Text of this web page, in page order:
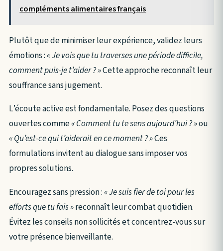
compléments alimentaires français
Plutôt que de minimiser leur expérience, validez leurs
émotions :« Je vois que tu traverses une période difficile,
comment puis-je t’aider ? »Cette approche reconnaît leur
souffrance sans jugement.
L’écoute active est fondamentale. Posez des questions
ouvertes comme« Comment tu te sens aujourd’hui ? »ou
« Qu’est-ce qui t’aiderait en ce moment ? »Ces
formulations invitent au dialogue sans imposer vos
propres solutions.
Encouragez sans pression :« Je suis fier de toi pour les
efforts que tu fais »reconnaît leur combat quotidien.
Évitez les conseils non sollicités et concentrez-vous sur
votre présence bienveillante.